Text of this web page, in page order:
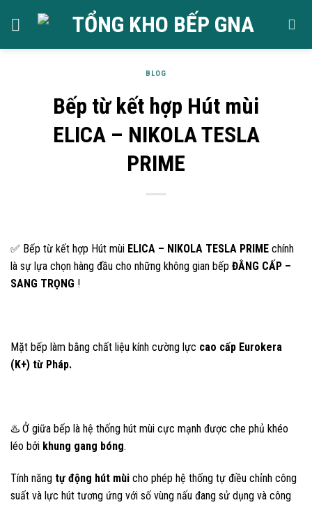
BLOG
Bếp từ kết hợp Hút mùi
ELICA – NIKOLA TESLA
PRIME
✅ Bếp từ kết hợp Hút mùi ELICA – NIKOLA TESLA PRIME chính
là sự lựa chọn hàng đầu cho những không gian bếp ĐẰNG CẤP –
SANG TRỌNG !
Mặt bếp làm bằng chất liệu kính cường lực cao cấp Eurokera
(K+) từ Pháp.
♨️ Ở giữa bếp là hệ thống hút mùi cực mạnh được che phủ khéo
léo bởi khung gang bóng.
Tính năng tự động hút mùi cho phép hệ thống tự điều chỉnh công
suất và lực hút tương ứng với số vùng nấu đang sử dụng và công